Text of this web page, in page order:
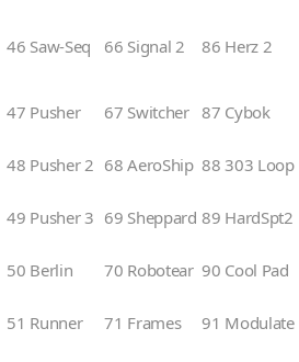
46 Saw-Seq 66 Signal 2 86 Herz 2
47 Pusher 67 Switcher 87 Cybok
48 Pusher 2 68 AeroShip 88 303 Loop
49 Pusher 3 69 Sheppard 89 HardSpt2
50 Berlin 70 Robotear 90 Cool Pad
51 Runner 71 Frames 91 Modulate